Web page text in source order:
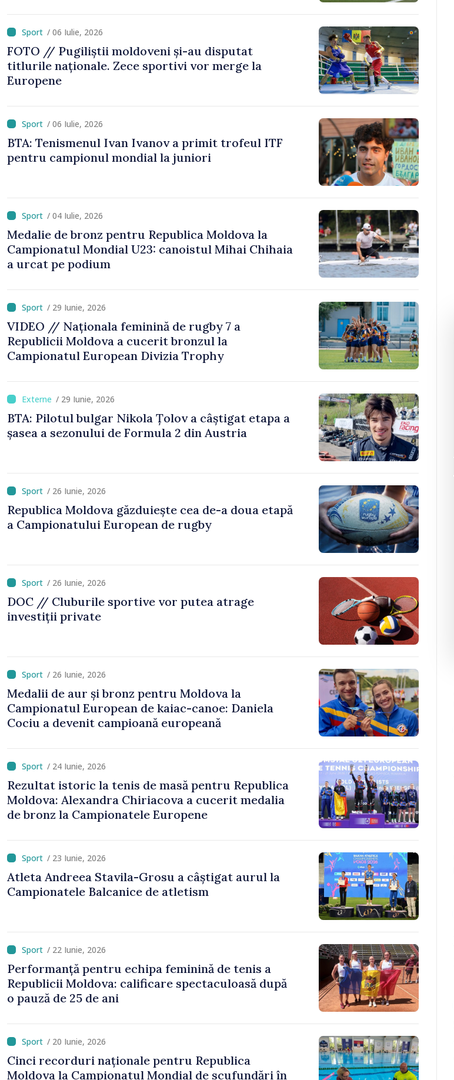
/ 06 Iulie, 2026
FOTO // Pugiliștii moldoveni și-au disputat
titlurile naționale. Zece sportivi vor merge la
Europene
/ 06 Iulie, 2026
BTA: Tenismenul Ivan Ivanov a primit trofeul ITF
pentru campionul mondial la juniori
/ 04 Iulie, 2026
Medalie de bronz pentru Republica Moldova la
Campionatul Mondial U23: canoistul Mihai Chihaia
a urcat pe podium
/ 29 Iunie, 2026
VIDEO // Naționala feminină de rugby 7 a
Republicii Moldova a cucerit bronzul la
Campionatul European Divizia Trophy
/ 29 Iunie, 2026
BTA: Pilotul bulgar Nikola Țolov a câștigat etapa a
șasea a sezonului de Formula 2 din Austria
/ 26 Iunie, 2026
Republica Moldova găzduiește cea de-a doua etapă
a Campionatului European de rugby
/ 26 Iunie, 2026
DOC // Cluburile sportive vor putea atrage
investiții private
/ 26 Iunie, 2026
Medalii de aur și bronz pentru Moldova la
Campionatul European de kaiac-canoe: Daniela
Cociu a devenit campioană europeană
/ 24 Iunie, 2026
Rezultat istoric la tenis de masă pentru Republica
Moldova: Alexandra Chiriacova a cucerit medalia
de bronz la Campionatele Europene
/ 23 Iunie, 2026
Atleta Andreea Stavila-Grosu a câștigat aurul la
Campionatele Balcanice de atletism
/ 22 Iunie, 2026
Performanță pentru echipa feminină de tenis a
Republicii Moldova: calificare spectaculoasă după
o pauză de 25 de ani
/ 20 Iunie, 2026
Cinci recorduri naționale pentru Republica
Moldova la Campionatul Mondial de scufundări în